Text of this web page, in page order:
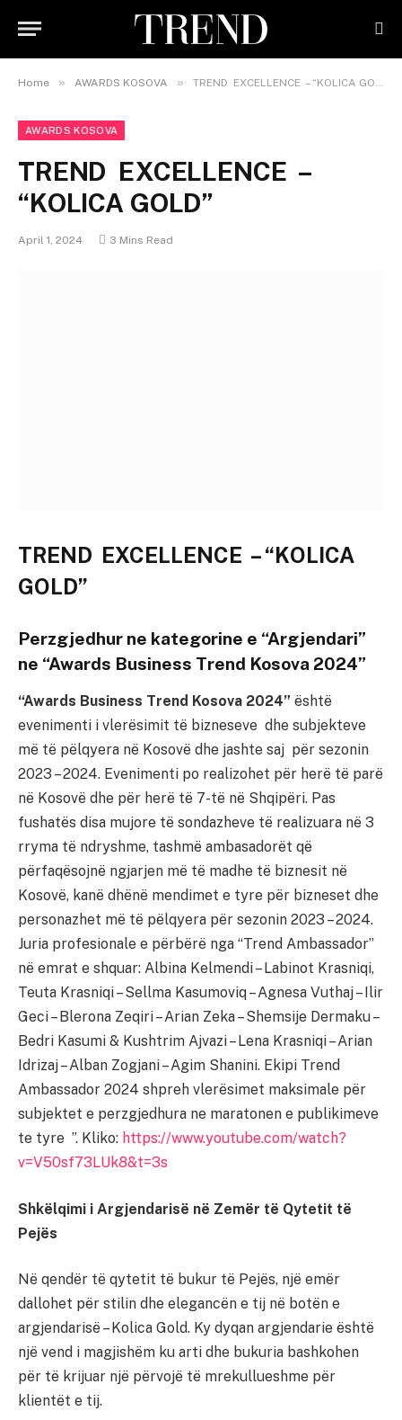
Home » AWARDS KOSOVA » TREND EXCELLENCE – “KOLICA GOLD”
AWARDS KOSOVA
TREND EXCELLENCE –
“KOLICA GOLD”
April 1, 2024 3 Mins Read
TREND EXCELLENCE – “KOLICA
GOLD”
Perzgjedhur ne kategorine e “Argjendari”
ne “Awards Business Trend Kosova 2024”
“Awards Business Trend Kosova 2024” është
evenimenti i vlerësimit të bizneseve dhe subjekteve
më të pëlqyera në Kosovë dhe jashte saj për sezonin
2023 – 2024. Evenimenti po realizohet për herë të parë
në Kosovë dhe për herë të 7-të në Shqipëri. Pas
fushatës disa mujore të sondazheve të realizuara në 3
rryma të ndryshme, tashmë ambasadorët që
përfaqësojnë ngjarjen më të madhe të biznesit në
Kosovë, kanë dhënë mendimet e tyre për bizneset dhe
personazhet më të pëlqyera për sezonin 2023 – 2024.
Juria profesionale e përbërë nga “Trend Ambassador”
në emrat e shquar: Albina Kelmendi – Labinot Krasniqi,
Teuta Krasniqi – Sellma Kasumoviq – Agnesa Vuthaj – Ilir
Geci – Blerona Zeqiri – Arian Zeka – Shemsije Dermaku –
Bedri Kasumi & Kushtrim Ajvazi – Lena Krasniqi – Arian
Idrizaj – Alban Zogjani – Agim Shanini. Ekipi Trend
Ambassador 2024 shpreh vlerësimet maksimale për
subjektet e perzgjedhura ne maratonen e publikimeve
te tyre ”. Kliko: https://www.youtube.com/watch?
v=V50sf73LUk8&t=3s
Shkëlqimi i Argjendarisë në Zemër të Qytetit të
Pejës
Në qendër të qytetit të bukur të Pejës, një emër
dallohet për stilin dhe elegancën e tij në botën e
argjendarisë – Kolica Gold. Ky dyqan argjendarie është
një vend i magjishëm ku arti dhe bukuria bashkohen
për të krijuar një përvojë të mrekullueshme për
klientët e tij.